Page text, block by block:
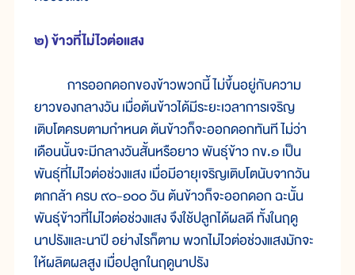
๒) ข้าวที่ไม่ไวต่อแสง
การออกดอกของข้าวพวกนี้ ไม่ขึ้นอยู่กับความ
ยาวของกลางวัน เมื่อต้นข้าวได้มีระยะเวลาการเจริญ
เติบโตครบตามกำหนด ต้นข้าวก็จะออกดอกทันที ไม่ว่า
เดือนนั้นจะมีกลางวันสั้นหรือยาว พันธุ์ข้าว กข.๑ เป็น
พันธุ์ที่ไม่ไวต่อช่วงแสง เมื่อมีอายุเจริญเติบโตนับจากวัน
ตกกล้า ครบ ๙๐-๑๐๐ วัน ต้นข้าวก็จะออกดอก ฉะนั้น
พันธุ์ข้าวที่ไม่ไวต่อช่วงแสง จึงใช้ปลูกได้ผลดี ทั้งในฤดู
นาปรังและนาปี อย่างไรก็ตาม พวกไม่ไวต่อช่วงแสงมักจะ
ให้ผลิตผลสูง เมื่อปลูกในฤดูนาปรัง